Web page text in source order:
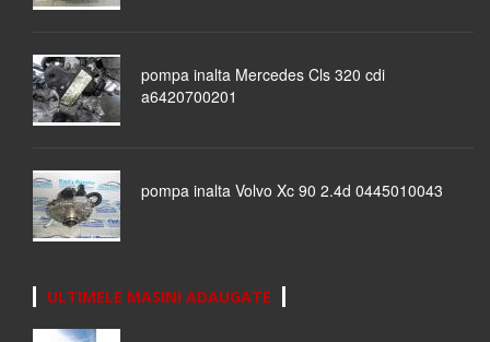
pompa inalta Mercedes Cls 320 cdi
a6420700201
pompa inalta Volvo Xc 90 2.4d 0445010043
ULTIMELE MASINI ADAUGATE